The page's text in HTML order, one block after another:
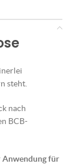
steht.
nach
BCB-
Anwendung für